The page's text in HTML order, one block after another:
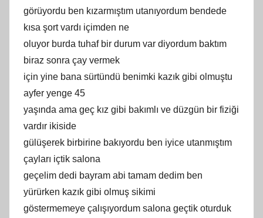
görüyordu ben kızarmıştım utanıyordum bendede
kısa şort vardı içimden ne
oluyor burda tuhaf bir durum var diyordum baktım
biraz sonra çay vermek
için yine bana sürtündü benimki kazık gibi olmuştu
ayfer yenge 45
yaşında ama geç kız gibi bakımlı ve düzgün bir fiziği
vardır ikiside
gülüşerek birbirine bakıyordu ben iyice utanmıştım
çayları içtik salona
geçelim dedi bayram abi tamam dedim ben
yürürken kazık gibi olmuş sikimi
göstermemeye çalışıyordum salona geçtik oturduk